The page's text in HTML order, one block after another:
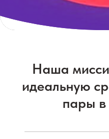
Наша
идеальную
пары в